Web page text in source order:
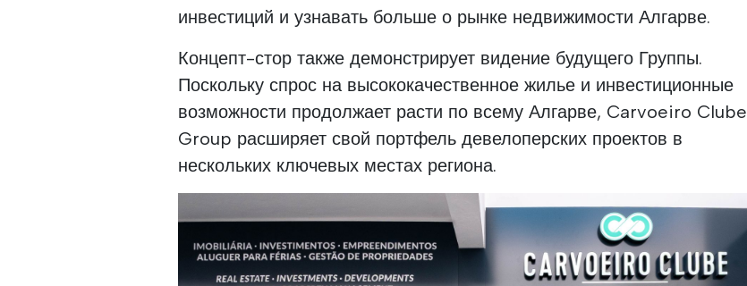
инвестиций и узнавать больше о рынке недвижимости Алгарве.
Концепт-стор также демонстрирует видение будущего Группы.
Поскольку спрос на высококачественное жилье и инвестиционные
возможности продолжает расти по всему Алгарве, Carvoeiro Clube
Group расширяет свой портфель девелоперских проектов в
нескольких ключевых местах региона.